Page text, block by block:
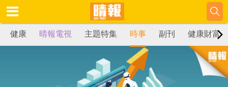
健康 晴報電視 主題特集 時事 副刊 健康財富